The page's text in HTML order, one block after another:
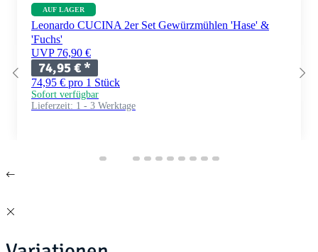
AUF LAGER
Leonardo CUCINA 2er Set Gewürzmühlen 'Hase' &
'Fuchs'
UVP 76,90 €
74,95 €*
74,95 € pro 1 Stück
Sofort verfügbar
Lieferzeit: 1 - 3 Werktage